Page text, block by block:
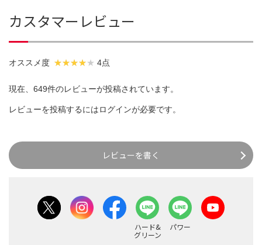
カスタマーレビュー
オススメ度 4点
現在、649件のレビューが投稿されています。
レビューを投稿するにはログインが必要です。
レビューを書く
ハード&
グリーン
パワー